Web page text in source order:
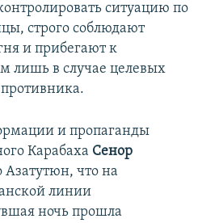
ситуацию по
строго соблюдают
и прибегают к
лишь в случае целевых
и пропаганды
Карабаха Сенор
что на
линии
ночь прошла